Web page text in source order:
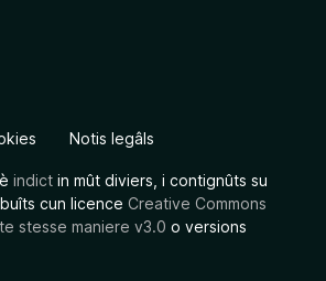
Notis legâls
indict in mût diviers, i contignûts su
cun licence Creative Commons
stesse maniere v3.0 o versions